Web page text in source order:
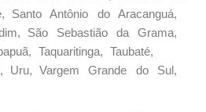
Santo Antônio do Aracanguá,
São Sebastião da Grama,
Taquaritinga, Taubaté,
Uru, Vargem Grande do Sul,